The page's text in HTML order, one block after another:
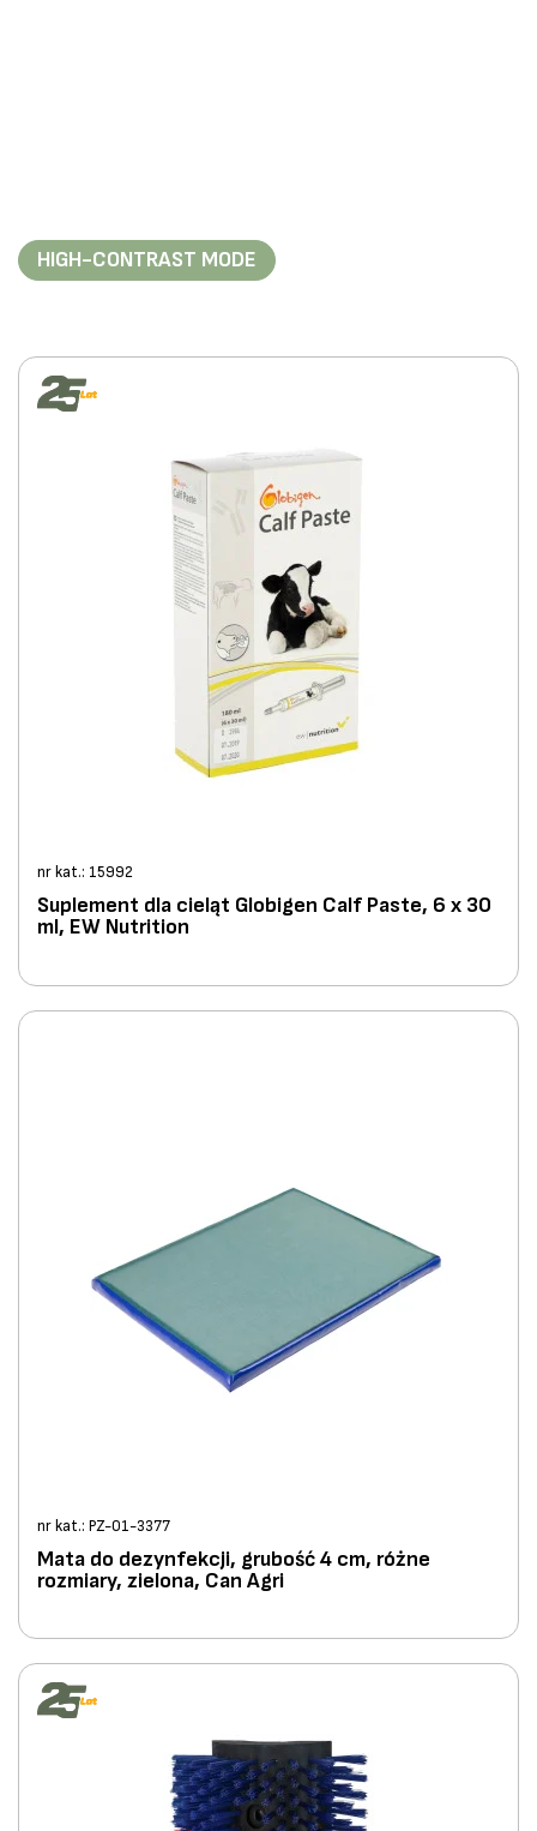
HIGH-CONTRAST MODE
nr kat.: 15992
Suplement dla cieląt Globigen Calf Paste, 6 x 30
ml, EW Nutrition
nr kat.: PZ-01-3377
Mata do dezynfekcji, grubość 4 cm, różne
rozmiary, zielona, Can Agri